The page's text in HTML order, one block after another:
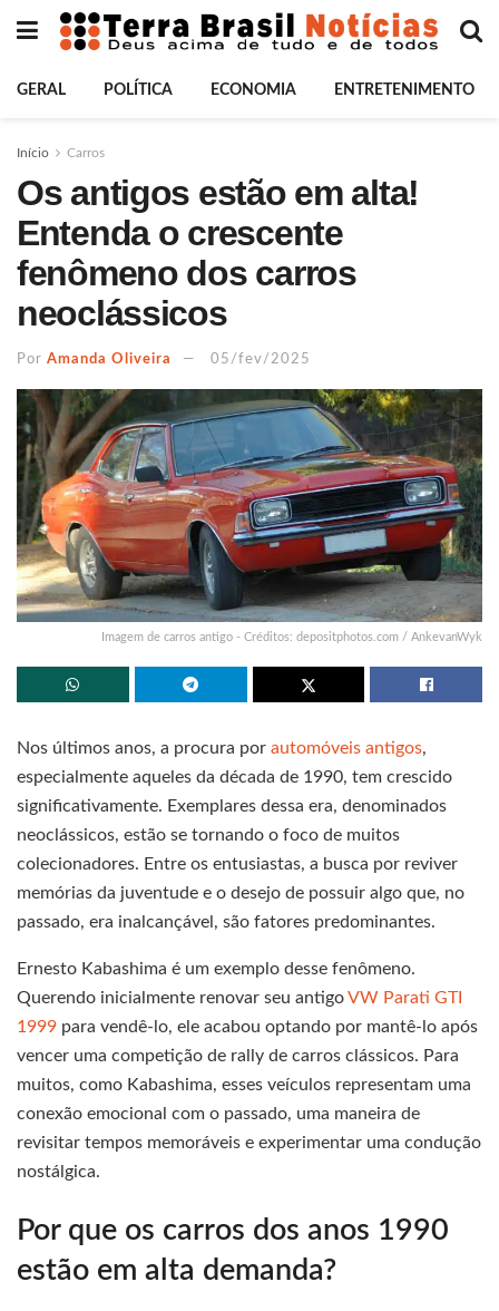
GERAL POLÍTICA ECONOMIA ENTRETENIMENTO
Início Carros
Os antigos estão em alta!
Entenda o crescente
fenômeno dos carros
neoclássicos
Por Amanda Oliveira 05/fev/2025
Imagem de carros antigo - Créditos: depositphotos.com / AnkevanWyk
Nos últimos anos, a procura por automóveis antigos,
especialmente aqueles da década de 1990, tem crescido
significativamente. Exemplares dessa era, denominados
neoclássicos, estão se tornando o foco de muitos
colecionadores. Entre os entusiastas, a busca por reviver
memórias da juventude e o desejo de possuir algo que, no
passado, era inalcançável, são fatores predominantes.
Ernesto Kabashima é um exemplo desse fenômeno.
Querendo inicialmente renovar seu antigoVW Parati GTI
1999 para vendê-lo, ele acabou optando por mantê-lo após
vencer uma competição de rally de carros clássicos. Para
muitos, como Kabashima, esses veículos representam uma
conexão emocional com o passado, uma maneira de
revisitar tempos memoráveis e experimentar uma condução
nostálgica.
Por que os carros dos anos 1990
estão em alta demanda?